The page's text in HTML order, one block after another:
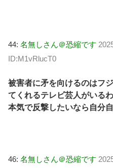
44: 名無しさん＠恐縮です
ID:M1vRlucT0
被害者に矛を向けるのはフ
てくれるテレビ芸人がいる
本気で反撃したいなら自分
46: 名無しさん＠恐縮です